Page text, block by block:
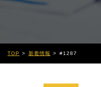
TOP 新着情報 #1287